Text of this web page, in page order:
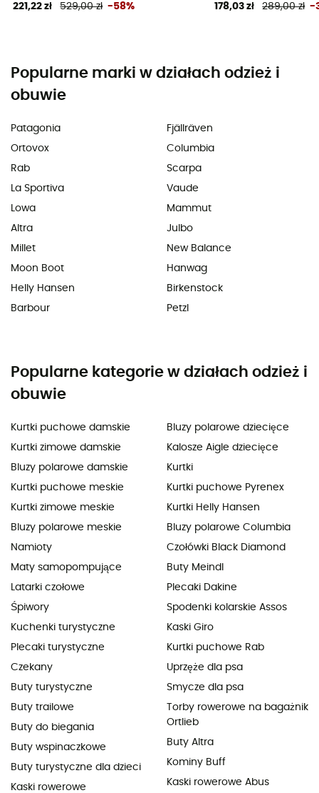
221,22 zł 529,00 zł -58% 178,03 zł 289,00 zł -
Popularne marki w działach odzież i
obuwie
Patagonia
Ortovox
Rab
La Sportiva
Lowa
Altra
Millet
Moon Boot
Helly Hansen
Barbour
Fjällräven
Columbia
Scarpa
Vaude
Mammut
Julbo
New Balance
Hanwag
Birkenstock
Petzl
Popularne kategorie w działach odzież i
obuwie
Kurtki puchowe damskie
Kurtki zimowe damskie
Bluzy polarowe damskie
Kurtki puchowe meskie
Kurtki zimowe meskie
Bluzy polarowe meskie
Namioty
Maty samopompujące
Latarki czołowe
Śpiwory
Kuchenki turystyczne
Plecaki turystyczne
Czekany
Buty turystyczne
Buty trailowe
Buty do biegania
Buty wspinaczkowe
Buty turystyczne dla dzieci
Kaski rowerowe
Bluzy polarowe dziecięce
Kalosze Aigle dziecięce
Kurtki
Kurtki puchowe Pyrenex
Kurtki Helly Hansen
Bluzy polarowe Columbia
Czołówki Black Diamond
Buty Meindl
Plecaki Dakine
Spodenki kolarskie Assos
Kaski Giro
Kurtki puchowe Rab
Uprzęże dla psa
Smycze dla psa
Torby rowerowe na bagażnik
Ortlieb
Buty Altra
Kominy Buff
Kaski rowerowe Abus